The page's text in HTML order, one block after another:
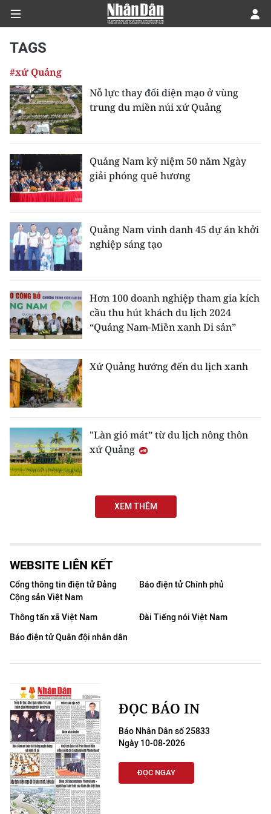
CHÍNH TRỊ
KINH TẾ
XÃ HỘI
PHÁP LUẬT
DU LỊCH
THẾ GIỚI
GIÁO DỤC
KHOA HỌC - CÔNG NGHỆ
MÔI TRƯỜNG
BẠN ĐỌC
KIỂM CHỨNG THÔNG TIN
54 DÂN TỘC VIỆT NAM
MỘT SẢN PHẨM
RADIO
MEDIA CENTER
Video
Media Chính trị
Media Kinh tế
Media Văn hóa
Media Xã hội
TAGS
#xứ Quảng
Nỗ lực thay đổi diện mạo ở vùng
trung du miền núi xứ Quảng
Quảng Nam kỷ niệm 50 năm Ngày
giải phóng quê hương
Quảng Nam vinh danh 45 dự án khởi
nghiệp sáng tạo
Hơn 100 doanh nghiệp tham gia kích
cầu thu hút khách du lịch 2024
“Quảng Nam-Miền xanh Di sản”
Xứ Quảng hướng đến du lịch xanh
"Làn gió mát” từ du lịch nông thôn
xứ Quảng
XEM THÊM
WEBSITE LIÊN KẾT
Cổng thông tin điện tử Đảng
Cộng sản Việt Nam
Báo điện tử Chính phủ
Thông tấn xã Việt Nam
Đài Tiếng nói Việt Nam
Báo điện tử Quân đội nhân dân
ĐỌC BÁO IN
Báo Nhân Dân số 25833
Ngày 10-08-2026
ĐỌC NGAY